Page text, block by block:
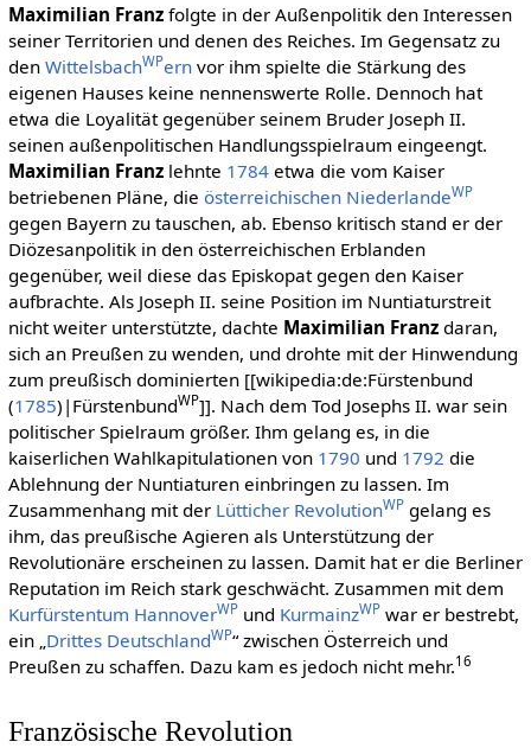
Maximilian Franzfolgte in der Außenpolitik den Interessen
seiner Territorien und denen des Reiches. Im Gegensatz zu
den WittelsbachWPernvor ihm spielte die Stärkung des
eigenen Hauses keine nennenswerte Rolle. Dennoch hat
etwa die Loyalität gegenüber seinem Bruder Joseph II.
seinen außenpolitischen Handlungsspielraum eingeengt.
Maximilian Franzlehnte 1784etwa die vom Kaiser
betriebenen Pläne, die österreichischen NiederlandeWP
gegen Bayern zu tauschen, ab. Ebenso kritisch stand er der
Diözesanpolitik in den österreichischen Erblanden
gegenüber, weil diese das Episkopat gegen den Kaiser
aufbrachte. Als Joseph II. seine Position im Nuntiaturstreit
nicht weiter unterstützte, dachte Maximilian Franzdaran,
sich an Preußen zu wenden, und drohte mit der Hinwendung
zum preußisch dominierten [[wikipedia:de:Fürstenbund
(1785)|FürstenbundWP]]. Nach dem Tod Josephs II. war sein
politischer Spielraum größer. Ihm gelang es, in die
kaiserlichen Wahlkapitulationen von 1790 und 1792 die
Ablehnung der Nuntiaturen einbringen zu lassen. Im
Zusammenhang mit der Lütticher RevolutionWPgelang es
ihm, das preußische Agieren als Unterstützung der
Revolutionäre erscheinen zu lassen. Damit hat er die Berliner
Reputation im Reich stark geschwächt. Zusammen mit dem
Kurfürstentum HannoverWPund KurmainzWPwar er bestrebt,
ein „ Drittes DeutschlandWP“ zwischen Österreich und
Preußen zu schaffen. Dazu kam es jedoch nicht mehr.16
Französische Revolution